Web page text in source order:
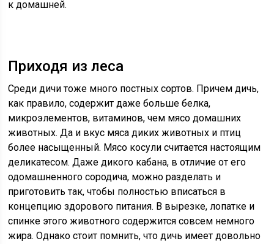
к домашней.
Приходя из леса
Среди дичи тоже много постных сортов. Причем дичь,
как правило, содержит даже больше белка,
микроэлементов, витаминов, чем мясо домашних
животных. Да и вкус мяса диких животных и птиц
более насыщенный. Мясо косули считается настоящим
деликатесом. Даже дикого кабана, в отличие от его
одомашненного сородича, можно разделать и
приготовить так, чтобы полностью вписаться в
концепцию здорового питания. В вырезке, лопатке и
спинке этого животного содержится совсем немного
жира. Однако стоит помнить, что дичь имеет довольно